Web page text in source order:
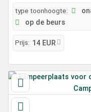
type toonhoogte:
op de beurs
Prijs: 14 EUR